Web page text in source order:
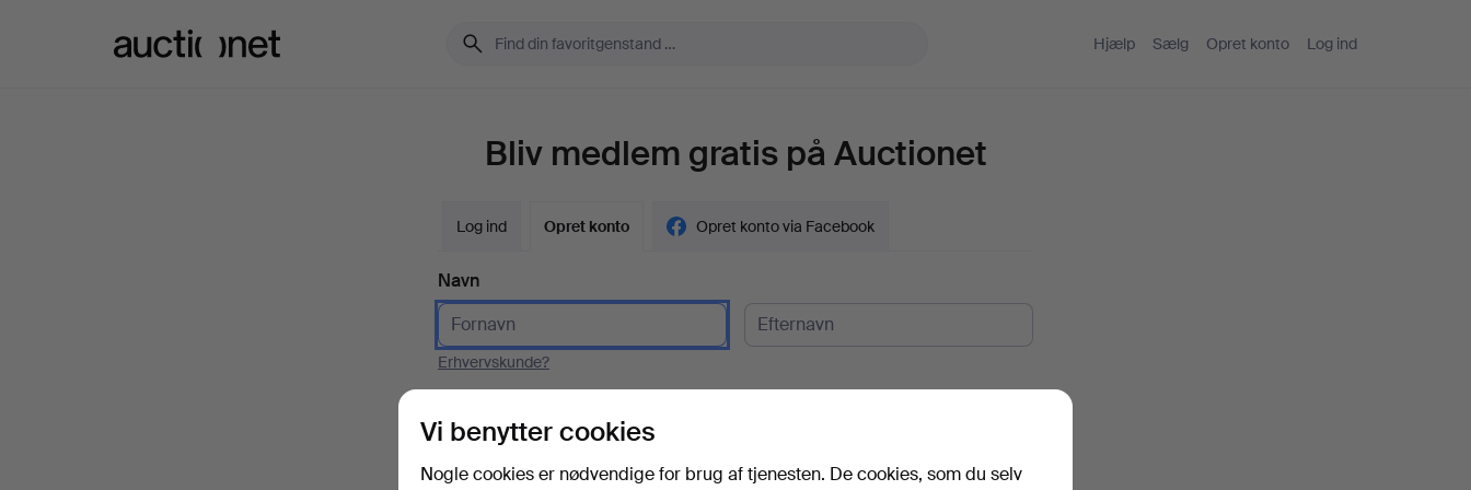
Hjælp Sælg Opret konto Log ind
Bliv medlem gratis på Auctionet
Log ind Opret konto Opret konto via Facebook
Navn
Erhvervskunde?
Vi benytter cookies
Nogle cookies er nødvendige for brug af tjenesten. De cookies, som du selv